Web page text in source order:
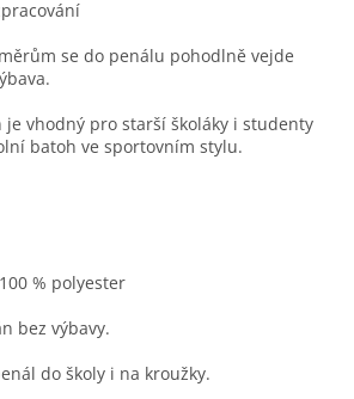
se do penálu pohodlně vejde
je vhodný pro starší školáky i studenty
batoh ve sportovním stylu.
% polyester
bez výbavy.
do školy i na kroužky.